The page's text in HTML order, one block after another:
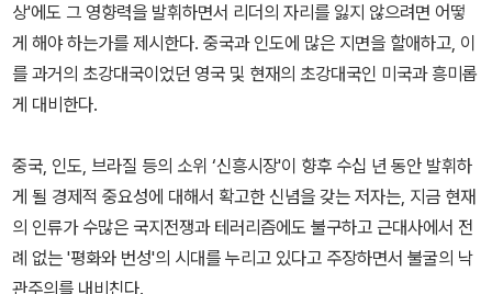
상'에도 그 영향력을 발휘하면서 리더의 자리를 잃지 않으려면 어떻
게 해야 하는가를 제시한다. 중국과 인도에 많은 지면을 할애하고, 이
를 과거의 초강대국이었던 영국 및 현재의 초강대국인 미국과 흥미롭
게 대비한다.
중국, 인도, 브라질 등의 소위 ‘신흥시장'이 향후 수십 년 동안 발휘하
게 될 경제적 중요성에 대해서 확고한 신념을 갖는 저자는, 지금 현재
의 인류가 수많은 국지전쟁과 테러리즘에도 불구하고 근대사에서 전
례 없는 '평화와 번성'의 시대를 누리고 있다고 주장하면서 불굴의 낙
관주의를 내비친다.